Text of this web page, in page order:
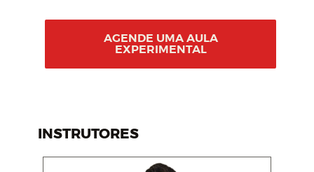
AGENDE UMA AULA
EXPERIMENTAL
INSTRUTORES